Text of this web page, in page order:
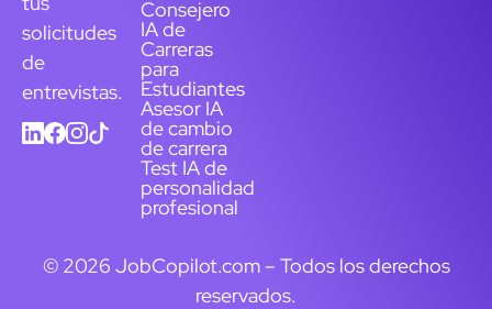
solicitudes
de
entrevistas.
Consejero
IA de
Carreras
para
Estudiantes
Asesor IA
de cambio
de carrera
Test IA de
personalidad
profesional
© 2026 JobCopilot.com – Todos los derechos
reservados.